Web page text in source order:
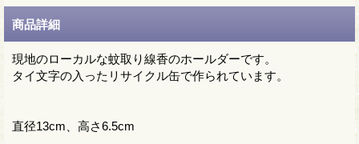
商品詳細
現地のローカルな蚊取り線香のホールダーです。
タイ文字の入ったリサイクル缶で作られています。
直径13cm、高さ6.5cm